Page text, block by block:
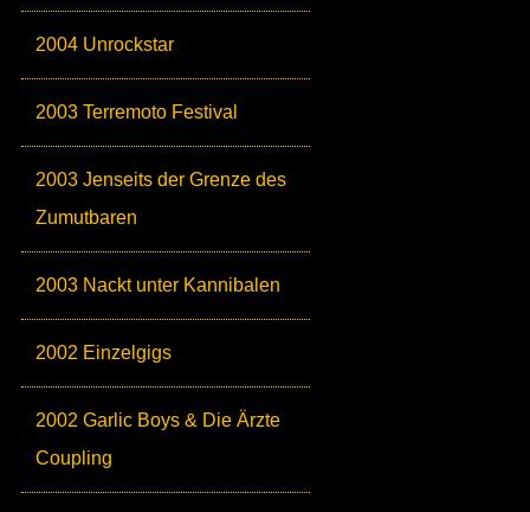
2004 Unrockstar
2003 Terremoto Festival
2003 Jenseits der Grenze des
Zumutbaren
2003 Nackt unter Kannibalen
2002 Einzelgigs
2002 Garlic Boys & Die Ärzte
Coupling